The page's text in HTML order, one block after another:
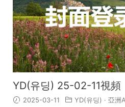
YD(유딩) 25-02-11視頻
2025-03-11 YD(유딩) · 亞洲